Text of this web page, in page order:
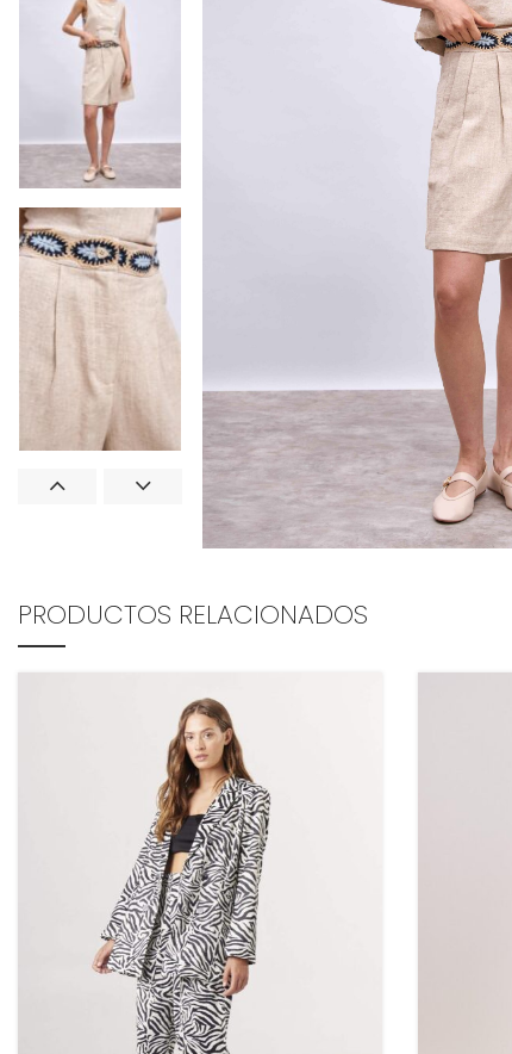
PRODUCTOS RELACIONADOS